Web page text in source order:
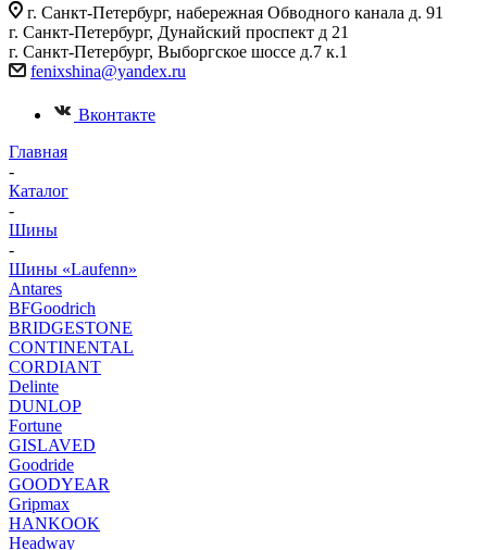
г. Санкт-Петербург, набережная Обводного канала д. 91
г. Санкт-Петербург, Дунайский проспект д 21
г. Санкт-Петербург, Выборгское шоссе д.7 к.1
fenixshina@yandex.ru
Вконтакте
Главная
-
Каталог
-
Шины
-
Шины «Laufenn»
Antares
BFGoodrich
BRIDGESTONE
CONTINENTAL
CORDIANT
Delinte
DUNLOP
Fortune
GISLAVED
Goodride
GOODYEAR
Gripmax
HANKOOK
Headway